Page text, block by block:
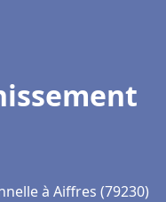
à Aiffres (79230)